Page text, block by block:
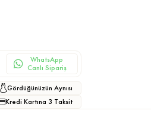
WhatsApp
Canlı Sipariş
Gördüğünüzün Aynısı
Kredi Kartına 3 Taksit